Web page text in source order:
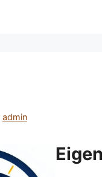
admin